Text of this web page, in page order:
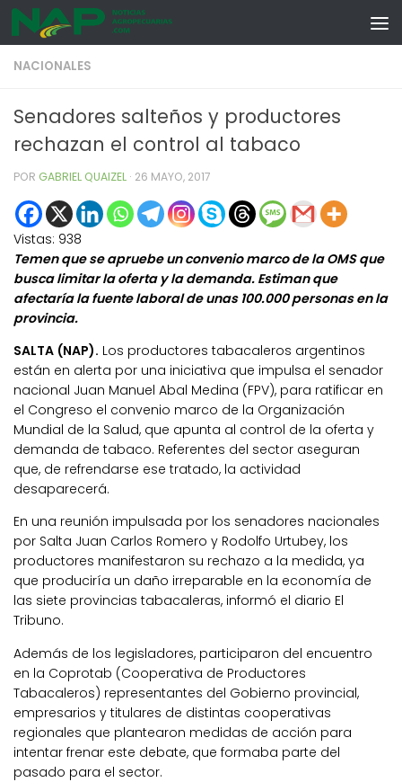
Skip to content
NACIONALES
Senadores salteños y productores
rechazan el control al tabaco
POR GABRIEL QUAIZEL · 26 MAYO, 2017
Vistas: 938
Temen que se apruebe un convenio marco de la OMS que
busca limitar la oferta y la demanda. Estiman que
afectaría la fuente laboral de unas 100.000 personas en la
provincia.
SALTA (NAP). Los productores tabacaleros argentinos
están en alerta por una iniciativa que impulsa el senador
nacional Juan Manuel Abal Medina (FPV), para ratificar en
el Congreso el convenio marco de la Organización
Mundial de la Salud, que apunta al control de la oferta y
demanda de tabaco. Referentes del sector aseguran
que, de refrendarse ese tratado, la actividad
desaparecerá.
En una reunión impulsada por los senadores nacionales
por Salta Juan Carlos Romero y Rodolfo Urtubey, los
productores manifestaron su rechazo a la medida, ya
que produciría un daño irreparable en la economía de
las siete provincias tabacaleras, informó el diario El
Tribuno.
Además de los legisladores, participaron del encuentro
en la Coprotab (Cooperativa de Productores
Tabacaleros) representantes del Gobierno provincial,
empresarios y titulares de distintas cooperativas
regionales que plantearon medidas de acción para
intentar frenar este debate, que formaba parte del
pasado para el sector.